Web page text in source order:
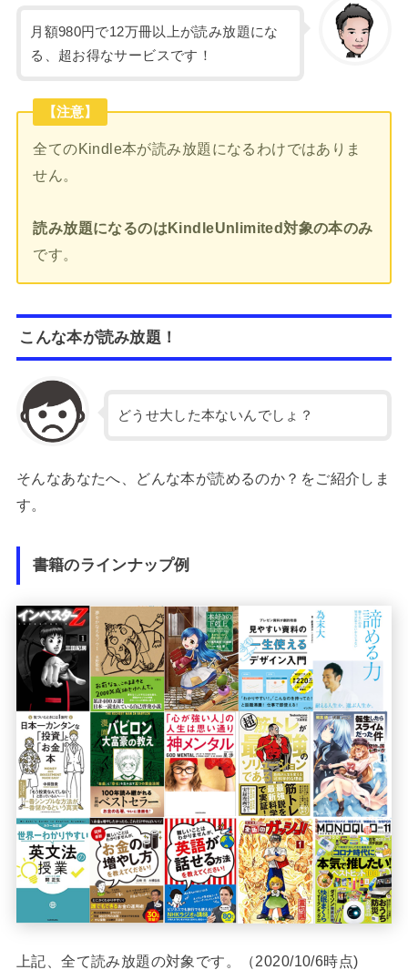
月額980円で12万冊以上が読み放題にな
る、超お得なサービスです！
【注意】
全てのKindle本が読み放題になるわけではありま
せん。
読み放題になるのはKindleUnlimited対象の本のみ
です。
こんな本が読み放題！
どうせ大した本ないんでしょ？
そんなあなたへ、どんな本が読めるのか？をご紹介しま
す。
書籍のラインナップ例
上記、全て読み放題の対象です。（2020/10/6時点)